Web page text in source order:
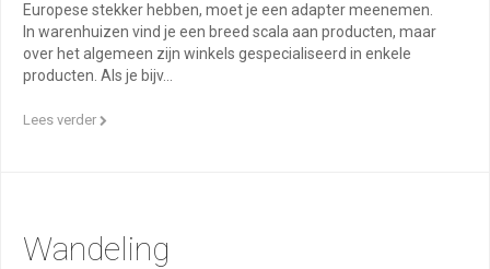
Europese stekker hebben, moet je een adapter meenemen.
In warenhuizen vind je een breed scala aan producten, maar
over het algemeen zijn winkels gespecialiseerd in enkele
producten. Als je bijv...
Lees verder
Wandeling